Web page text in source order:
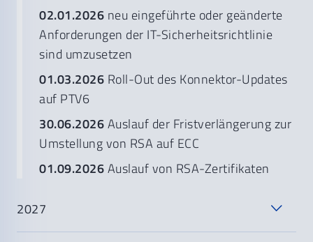
02.01.2026 neu eingeführte oder geänderte
Anforderungen der IT-Sicherheitsrichtlinie
sind umzusetzen
01.03.2026 Roll-Out des Konnektor-Updates
auf PTV6
30.06.2026Auslauf der Fristverlängerung zur
Umstellung von RSA auf ECC
01.09.2026Auslauf von RSA-Zertifikaten
2027